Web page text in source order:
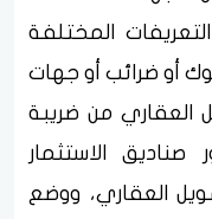
المختلفة
أو ضرائب أو جهات
العقاري من ضريبة
صناديق الاستثمار
العقاري، ووضع